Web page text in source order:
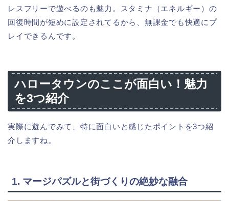
レスフリーで遊べるのも魅力。スタミナ（エネルギー）の
回復時間が短めに設定されてるから、無課金でも快適にプ
レイできるんです。
ハロータウンのここが面白い！魅力
を3つ紹介
実際に遊んでみて、特に面白いと感じたポイントを3つ紹
介しますね。
1. マージパズルと街づくりの絶妙な融合